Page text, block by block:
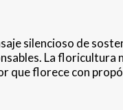
silencioso de
La
que florece con